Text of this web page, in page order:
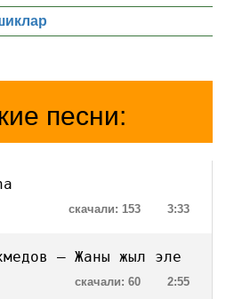
песни:
3:33
скачали: 153
— Жаны жыл эле
2:55
скачали: 60